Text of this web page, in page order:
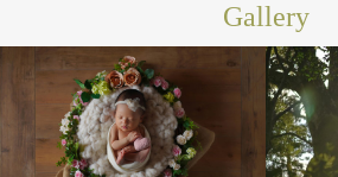
Gallery